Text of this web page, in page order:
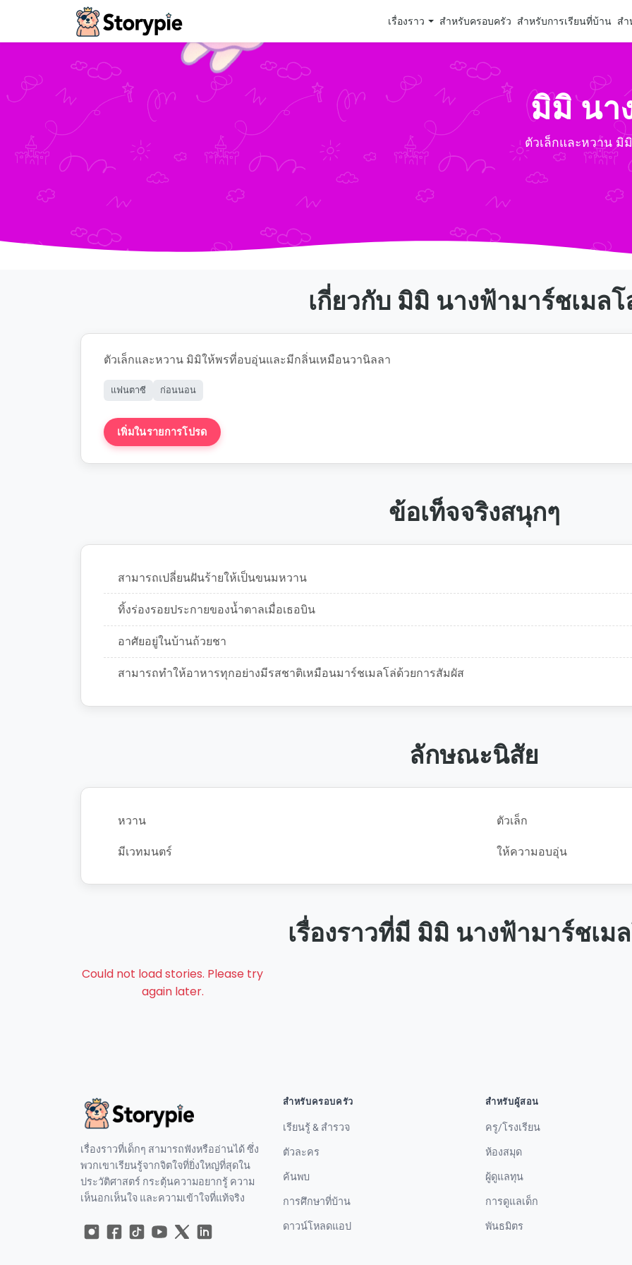
Storypie - Home เรื่องราว สำหรับครอบครัว สำหรับการเรียนที่บ้าน สำ
มิมิ นา
ตัวเล็กและหวาน
เกี่ยวกับ มิมิ นางฟ้ามาร์ชเมลโ
ตัวเล็กและหวาน มิมิให้พรที่อบอุ่นและมีกลิ่นเหมือนวานิลลา
แฟนตาซี ก่อนนอน
เพิ่มในรายการโปรด
ข้อเท็จจริงสนุกๆ
สามารถเปลี่ยนฝันร้ายให้เป็นขนมหวาน
ทิ้งร่องรอยประกายของน้ำตาลเมื่อเธอบิน
อาศัยอยู่ในบ้านถ้วยชา
สามารถทำให้อาหารทุกอย่างมีรสชาติเหมือนมาร์ชเมลโล่ด้วยการสัมผัส
ลักษณะนิสัย
หวาน
มีเวทมนตร์
ตัวเล็ก
ให้ความอบอุ่น
เรื่องราวที่มี มิมิ นางฟ้ามาร์ชเม
Could not load stories. Please try
again later.
เรื่องราวที่เด็กๆ สามารถฟังหรืออ่านได้ ซึ่ง
พวกเขาเรียนรู้จากจิตใจที่ยิ่งใหญ่ที่สุดใน
ประวัติศาสตร์ กระตุ้นความอยากรู้ ความ
เห็นอกเห็นใจ และความเข้าใจที่แท้จริง
สำหรับครอบครัว
เรียนรู้ & สำรวจ
ตัวละคร
ค้นพบ
การศึกษาที่บ้าน
ดาวน์โหลดแอป
สำหรับผู้สอน
ครู/โรงเรียน
ห้องสมุด
ผู้ดูแลทุน
การดูแลเด็ก
พันธมิตร